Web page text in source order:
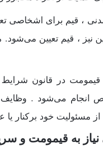
مدنی ، قیم برای اشخاصی
نیز ، قیم تعیین می‌شود.
در قانون
انجام می‌شود .
مسئولیت خود برکنار
به قیمومت و